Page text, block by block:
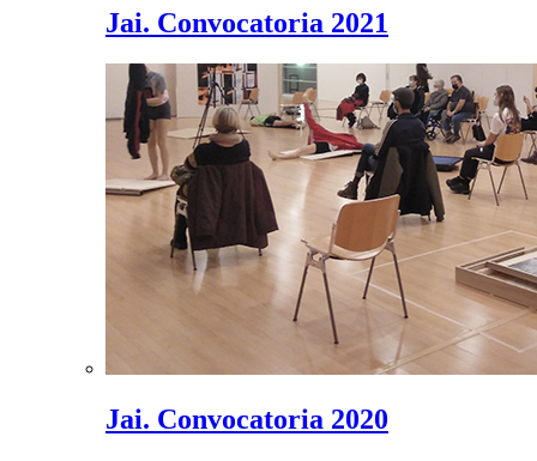
Jai. Convocatoria 2021
Jai. Convocatoria 2020